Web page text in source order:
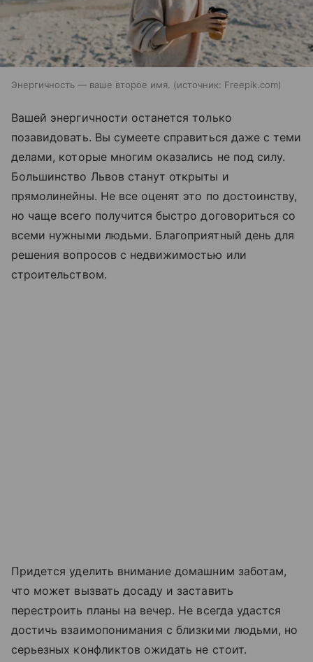
Энергичность — ваше второе имя. источник: Freepik.com
Вашей энергичности останется только
позавидовать. Вы сумеете справиться даже с теми
делами, которые многим оказались не под силу.
Большинство Львов станут открыты и
прямолинейны. Не все оценят это по достоинству,
но чаще всего получится быстро договориться со
всеми нужными людьми. Благоприятный день для
решения вопросов с недвижимостью или
строительством.
Придется уделить внимание домашним заботам,
что может вызвать досаду и заставить
перестроить планы на вечер. Не всегда удастся
достичь взаимопонимания с близкими людьми, но
серьезных конфликтов ожидать не стоит.